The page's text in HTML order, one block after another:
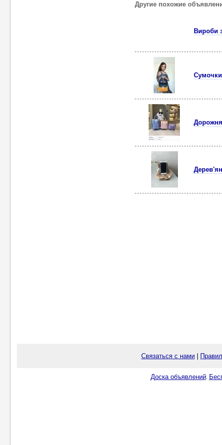
Другие похожие
Вироби
Связаться с нами
Доска объявлений.